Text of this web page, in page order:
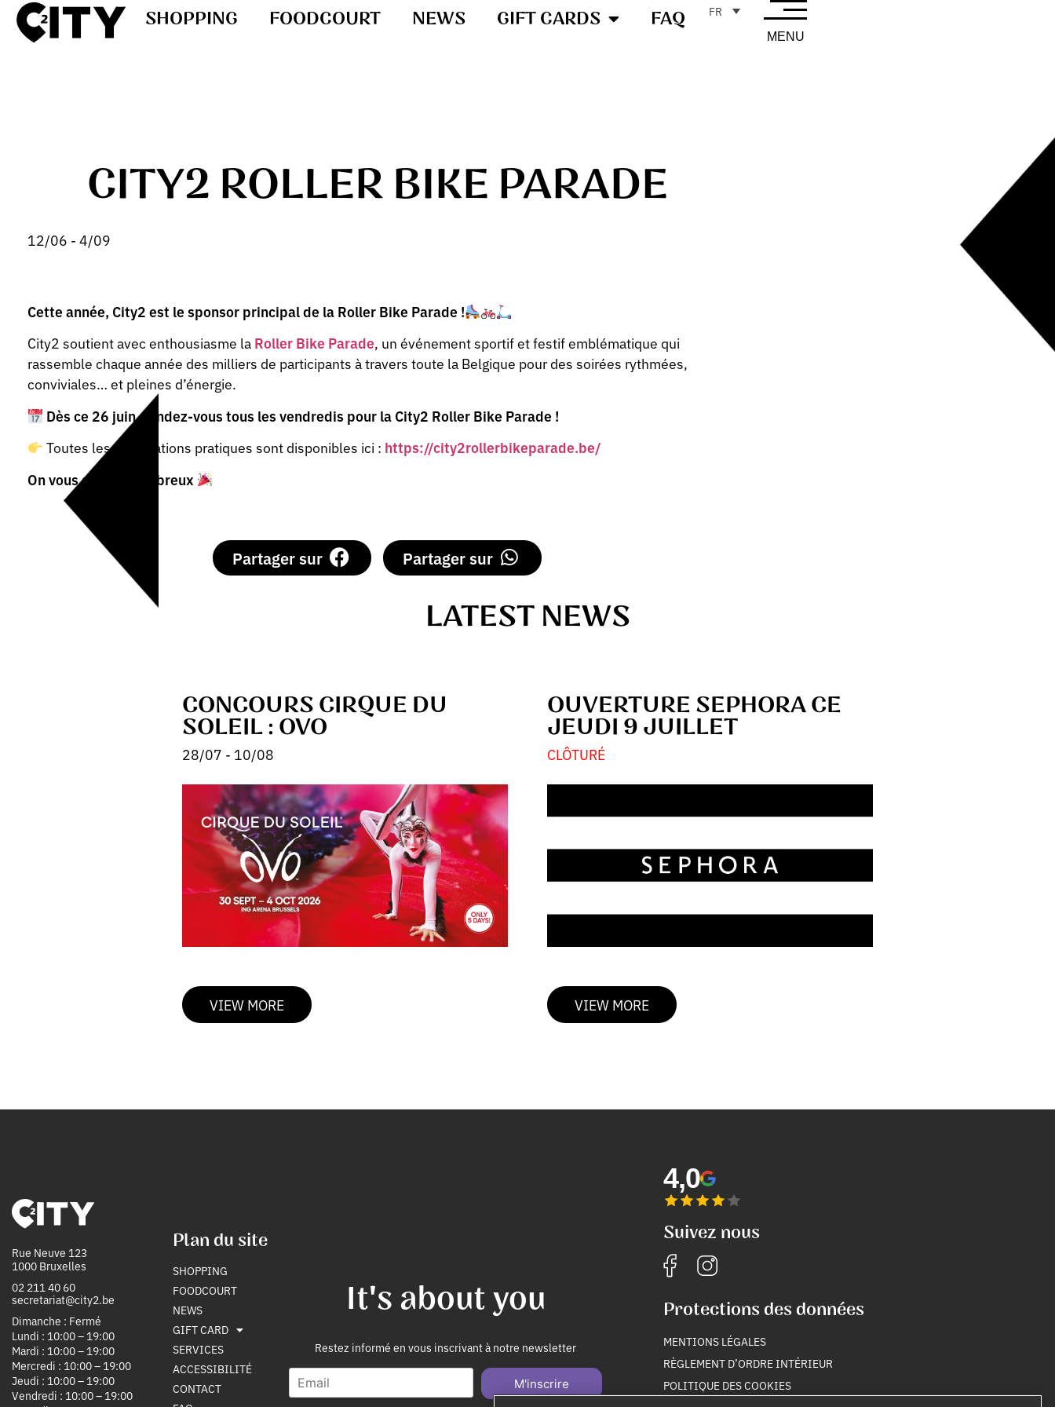
SHOPPING FOODCOURT NEWS GIFT CARDS FAQ FR
MENU
CITY2 ROLLER BIKE PARADE
12/06 - 4/09
Cette année, City2 est le sponsor principal de la Roller Bike Parade !
City2 soutient avec enthousiasme la Roller Bike Parade, un événement sportif et festif emblématique qui
rassemble chaque année des milliers de participants à travers toute la Belgique pour des soirées rythmées,
conviviales… et pleines d’énergie.
Dès ce 26 juin, r
endez-vous tous les vendredis pour la City2 Roller Bike Parade !
Toutes les informations pratiques sont disponibles ici : https://city2rollerbikeparade.be/
On vous attend nombreux
Partager sur Partager sur
LATEST NEWS
CONCOURS CIRQUE DU
SOLEIL : OVO
28/07 - 10/08
VIEW MORE
OUVERTURE SEPHORA CE
JEUDI 9 JUILLET
CLÔTURÉ
VIEW MORE
Rue Neuve 123
1000 Bruxelles
02 211 40 60
secretariat@city2.be
Dimanche : Fermé
Lundi : 10:00 – 19:00
Mardi : 10:00 – 19:00
Mercredi : 10:00 – 19:00
Jeudi : 10:00 – 19:00
Vendredi : 10:00 – 19:00
Plan du site
SHOPPING
FOODCOURT
NEWS
GIFT CARD
SERVICES
ACCESSIBILITÉ
CONTACT
It's about you
Restez informé en vous inscrivant à notre newsletter
m
M'inscrire
4,0
Suivez nous
Protections des données
MENTIONS LÉGALES
RÈGLEMENT D’ORDRE INTÉRIEUR
POLITIQUE DES COOKIES